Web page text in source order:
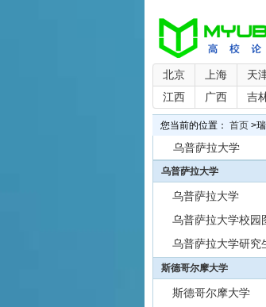
北京 上海 天
江西
广西 吉
您当前的位置： 首页 >
乌普萨拉大学
乌普萨拉大学
乌普萨拉大学
乌普萨拉大学校园
乌普萨拉大学研究
斯德哥尔摩大学
斯德哥尔摩大学